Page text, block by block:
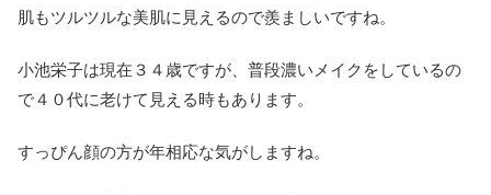
肌もツルツルな美肌に見えるので羨ましいですね。
小池栄子は現在３４歳ですが、普段濃いメイクをしているの
で４０代に老けて見える時もあります。
すっぴん顔の方が年相応な気がしますね。